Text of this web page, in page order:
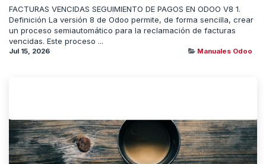
FACTURAS VENCIDAS SEGUIMIENTO DE PAGOS EN ODOO V8 1.
Definición La versión 8 de Odoo permite, de forma sencilla, crear
un proceso semiautomático para la reclamación de facturas
vencidas. Este proceso ...
Jul 15, 2026 Manuales Odoo